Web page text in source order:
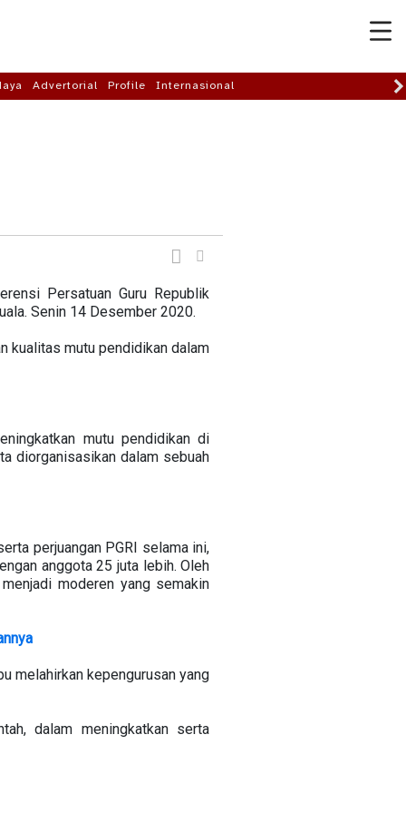
Advertorial Profile Internasional
Persatuan Guru Republik
Senin 14 Desember 2020.
kualitas mutu pendidikan dalam
mutu pendidikan di
diorganisasikan dalam sebuah
perjuangan PGRI selama ini,
anggota 25 juta lebih. Oleh
moderen yang semakin
melahirkan kepengurusan yang
dalam meningkatkan serta